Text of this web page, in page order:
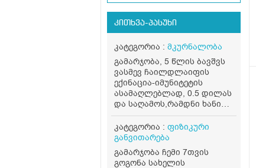
კითხვა-პასუხი
კატეგორია : მკურნალობა
გამარჯობა, 5 წლის ბავშვს
ვასმევ ჩაილდლაიფის
ექინაცია-იმუნიტეტის
ასამაღლებლად, 0.5 დილას
და საღამოს,რამდნი ხანი
დავალევინო და რამდენი
დავასვენო? თუ მთელი
ფლაკონი დაცალოს?
კატეგორია : ფიზიკური
განვითარება
გამარჯობა ჩემი 7თვის
გოგონა სახელის